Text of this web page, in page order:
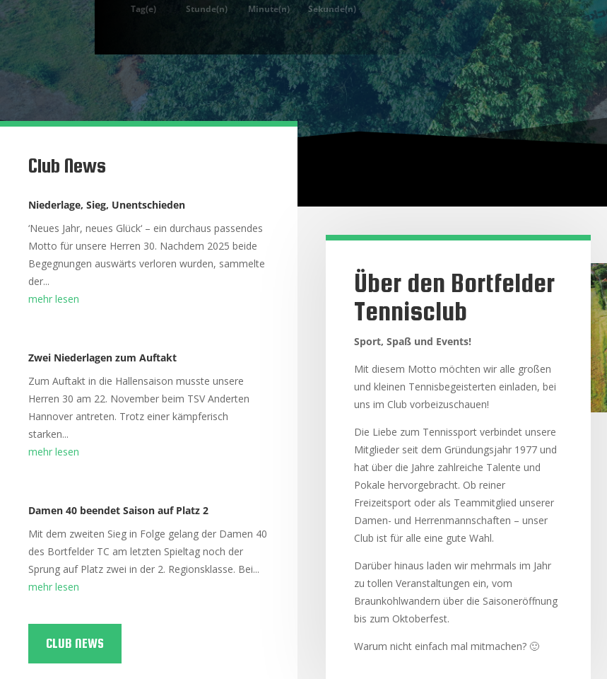
Tag(e) Stunde(n) Minute(n) Sekunde(n)
Club News
Niederlage, Sieg, Unentschieden
‘Neues Jahr, neues Glück‘ – ein durchaus passendes
Motto für unsere Herren 30. Nachdem 2025 beide
Begegnungen auswärts verloren wurden, sammelte
der...
mehr lesen
Zwei Niederlagen zum Auftakt
Zum Auftakt in die Hallensaison musste unsere
Herren 30 am 22. November beim TSV Anderten
Hannover antreten. Trotz einer kämpferisch
starken...
mehr lesen
Damen 40 beendet Saison auf Platz 2
Mit dem zweiten Sieg in Folge gelang der Damen 40
des Bortfelder TC am letzten Spieltag noch der
Sprung auf Platz zwei in der 2. Regionsklasse. Bei...
mehr lesen
CLUB NEWS
Über den Bortfelder
Tennisclub
Sport, Spaß und Events!
Mit diesem Motto möchten wir alle großen
und kleinen Tennisbegeisterten einladen, bei
uns im Club vorbeizuschauen!
Die Liebe zum Tennissport verbindet unsere
Mitglieder seit dem Gründungsjahr 1977 und
hat über die Jahre zahlreiche Talente und
Pokale hervorgebracht. Ob reiner
Freizeitsport oder als Teammitglied unserer
Damen- und Herrenmannschaften – unser
Club ist für alle eine gute Wahl.
Darüber hinaus laden wir mehrmals im Jahr
zu tollen Veranstaltungen ein, vom
Braunkohlwandern über die Saisoneröffnung
bis zum Oktoberfest.
Warum nicht einfach mal mitmachen? 🙂